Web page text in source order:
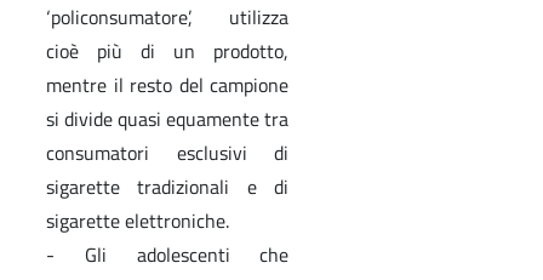
‘policonsumatore’, utilizza
cioè più di un prodotto,
mentre il resto del campione
si divide quasi equamente tra
consumatori esclusivi di
sigarette tradizionali e di
sigarette elettroniche.
- Gli adolescenti che